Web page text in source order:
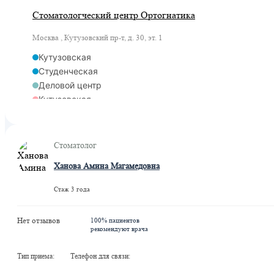
Стоматологческий центр Ортогнатика
Москва , Кутузовский пр-т, д. 30, эт. 1
Кутузовская
Студенческая
Деловой центр
Кутузовская
Стоматолог
Ханова Амина Магамедовна
Стаж 3 года
Нет отзывов
100% пациентов
рекомендуют врача
Тип приема: Телефон для связи: